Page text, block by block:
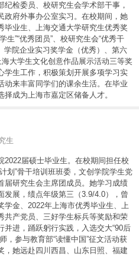
纪检委员、校研究生会学术部干事，
政府外事办公室实习。在校期间，她
毕业生、上海交通大学研究生优秀奖
生”“优秀团员”、校研究生会“优秀干
学院企业实习奖学金（优秀）、第六
海大学生文化创意作品展示活动三等奖
学生工作，积极策划开展多项学习实
动来丰富同学们的课余生活。在毕业
择成为上海市嘉定区储备人才。
生
2022届硕士毕业生。在校期间担任校
划”骨干培训班班委，文创学院学生党
届研究生会主席团成员。她学习成绩
发展，绩点年级第三（3.9/4.0），曾
学金、2022年上海市优秀毕业生、上
共产党员、三好学生标兵等奖励和荣
并进，踊跃躬行实践，入选交大“90后
，参与教育部“读懂中国”征文活动获
，她远赴四川西昌、山东日照、福建